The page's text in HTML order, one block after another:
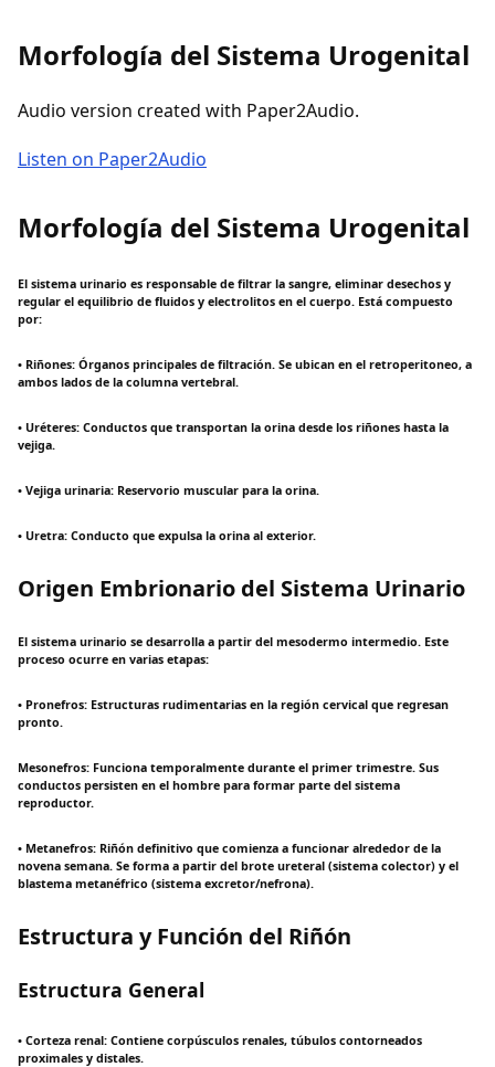
Morfología del Sistema Urogenital
Audio version created with Paper2Audio.
Listen on Paper2Audio
Morfología del Sistema Urogenital
El sistema urinario es responsable de filtrar la sangre, eliminar desechos y
regular el equilibrio de fluidos y electrolitos en el cuerpo. Está compuesto
por:
• Riñones: Órganos principales de filtración. Se ubican en el retroperitoneo, a
ambos lados de la columna vertebral.
• Uréteres: Conductos que transportan la orina desde los riñones hasta la
vejiga.
• Vejiga urinaria: Reservorio muscular para la orina.
• Uretra: Conducto que expulsa la orina al exterior.
Origen Embrionario del Sistema Urinario
El sistema urinario se desarrolla a partir del mesodermo intermedio. Este
proceso ocurre en varias etapas:
• Pronefros: Estructuras rudimentarias en la región cervical que regresan
pronto.
Mesonefros: Funciona temporalmente durante el primer trimestre. Sus
conductos persisten en el hombre para formar parte del sistema
reproductor.
• Metanefros: Riñón definitivo que comienza a funcionar alrededor de la
novena semana. Se forma a partir del brote ureteral (sistema colector) y el
blastema metanéfrico (sistema excretor/nefrona).
Estructura y Función del Riñón
Estructura General
• Corteza renal: Contiene corpúsculos renales, túbulos contorneados
proximales y distales.